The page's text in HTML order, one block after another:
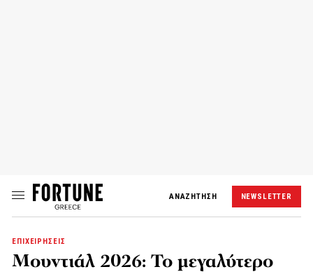
ΑΝΑΖΗΤΗΣΗ NEWSLETTER
ΕΠΙΧΕΙΡΗΣΕΙΣ
Μουντιάλ 2026: Το μεγαλύτερο